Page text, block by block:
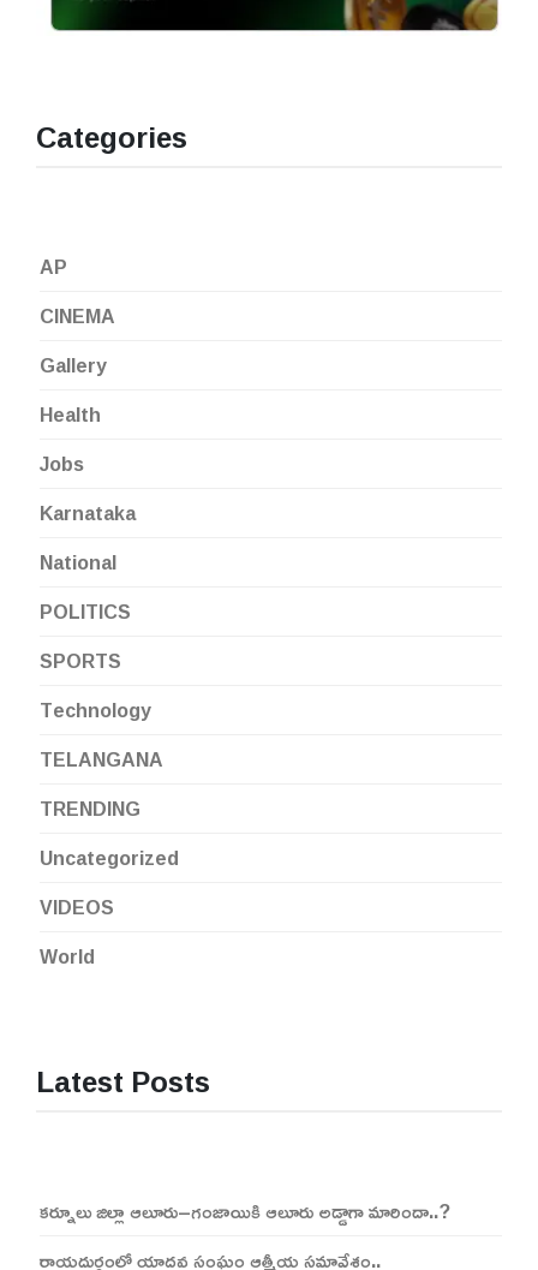
Categories
AP
CINEMA
Gallery
Health
Jobs
Karnataka
National
POLITICS
SPORTS
Technology
TELANGANA
TRENDING
Uncategorized
VIDEOS
World
Latest Posts
కర్నూలు జిల్లా ఆలూరు–గంజాయికి ఆలూరు అడ్డాగా మారిందా..?
రాయదుర్గంలో యాదవ సంఘం ఆత్మీయ సమావేశం..